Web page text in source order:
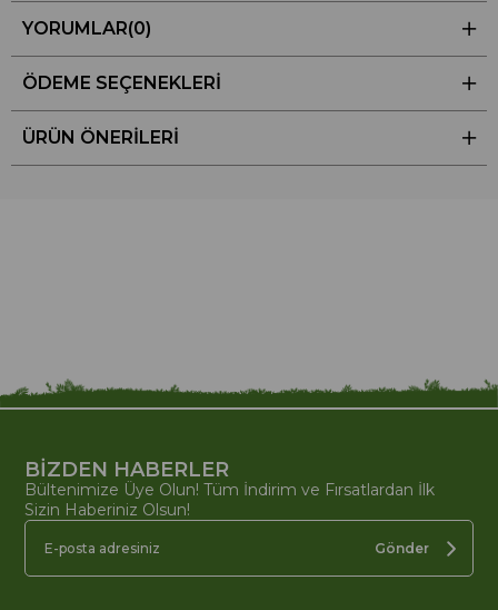
YORUMLAR(0)
ÖDEME SEÇENEKLERI
ÜRÜN ÖNERILERI
BİZDEN HABERLER
Bültenimize Üye Olun! Tüm İndirim ve Fırsatlardan İlk
Sizin Haberiniz Olsun!
Gönder